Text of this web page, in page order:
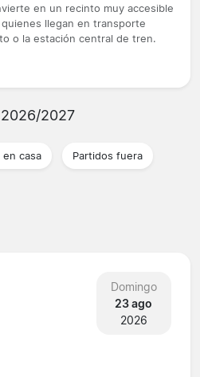
en un recinto muy accesible
llegan en transporte
o la estación central de tren.
2027
en casa Partidos fuera
Domingo
23 ago
2026